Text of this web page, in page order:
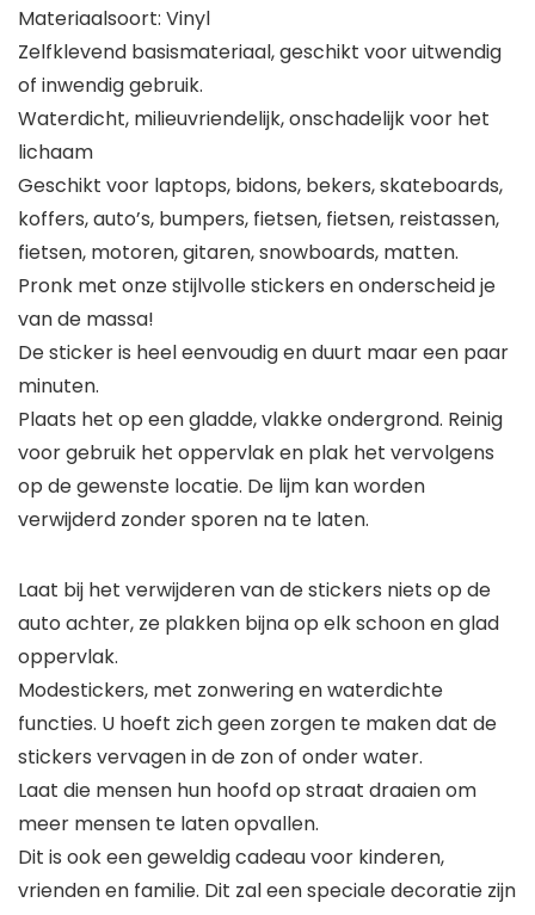
Materiaalsoort: Vinyl
Zelfklevend basismateriaal, geschikt voor uitwendig
of inwendig gebruik.
Waterdicht, milieuvriendelijk, onschadelijk voor het
lichaam
Geschikt voor laptops, bidons, bekers, skateboards,
koffers, auto’s, bumpers, fietsen, fietsen, reistassen,
fietsen, motoren, gitaren, snowboards, matten.
Pronk met onze stijlvolle stickers en onderscheid je
van de massa!
De sticker is heel eenvoudig en duurt maar een paar
minuten.
Plaats het op een gladde, vlakke ondergrond. Reinig
voor gebruik het oppervlak en plak het vervolgens
op de gewenste locatie. De lijm kan worden
verwijderd zonder sporen na te laten.
Laat bij het verwijderen van de stickers niets op de
auto achter, ze plakken bijna op elk schoon en glad
oppervlak.
Modestickers, met zonwering en waterdichte
functies. U hoeft zich geen zorgen te maken dat de
stickers vervagen in de zon of onder water.
Laat die mensen hun hoofd op straat draaien om
meer mensen te laten opvallen.
Dit is ook een geweldig cadeau voor kinderen,
vrienden en familie. Dit zal een speciale decoratie zijn